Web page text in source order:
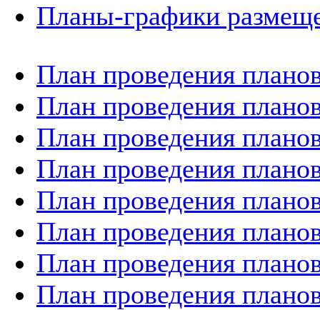
Планы-графики
План проведения
План проведения
План проведения
План проведения
План проведения
План проведения
План проведения
План проведения